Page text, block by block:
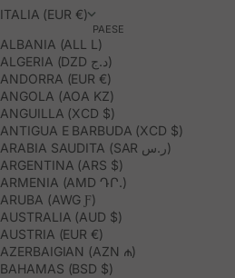
ITALIA (EUR €)
PAESE
ALBANIA (ALL L)
ALGERIA (DZD د.ج)
ANDORRA (EUR €)
ANGOLA (AOA KZ)
ANGUILLA (XCD $)
ANTIGUA E BARBUDA (XCD $)
ARABIA SAUDITA (SAR ر.س)
ARGENTINA (ARS $)
ARMENIA (AMD ԴՐ.)
ARUBA (AWG Ƒ)
AUSTRALIA (AUD $)
AUSTRIA (EUR €)
AZERBAIGIAN (AZN ₼)
BAHAMAS (BSD $)